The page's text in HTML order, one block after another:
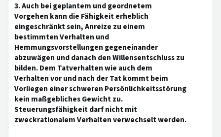
3. Auch bei geplantem und geordnetem
Vorgehen kann die Fähigkeit erheblich
eingeschränkt sein, Anreize zu einem
bestimmten Verhalten und
Hemmungsvorstellungen gegeneinander
abzuwägen und danach den Willensentschluss zu
bilden. Dem Tatverhalten wie auch dem
Verhalten vor und nach der Tat kommt beim
Vorliegen einer schweren Persönlichkeitsstörung
kein maßgebliches Gewicht zu.
Steuerungsfähigkeit darf nicht mit
zweckrationalem Verhalten verwechselt werden.